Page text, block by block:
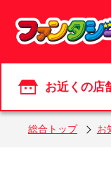
お近くの店
総合トップ お